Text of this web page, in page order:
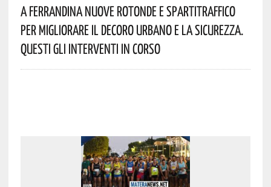
A Ferrandina Nuove Rotonde E Spartitraffico
Per Migliorare Il Decoro Urbano E La Sicurezza.
Questi Gli Interventi In Corso